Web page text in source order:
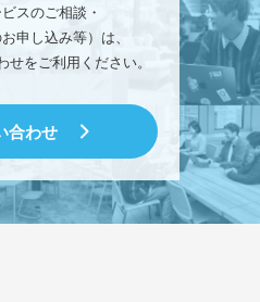
スのご相談・
申し込み等）は、
をご利用ください。
合わせ